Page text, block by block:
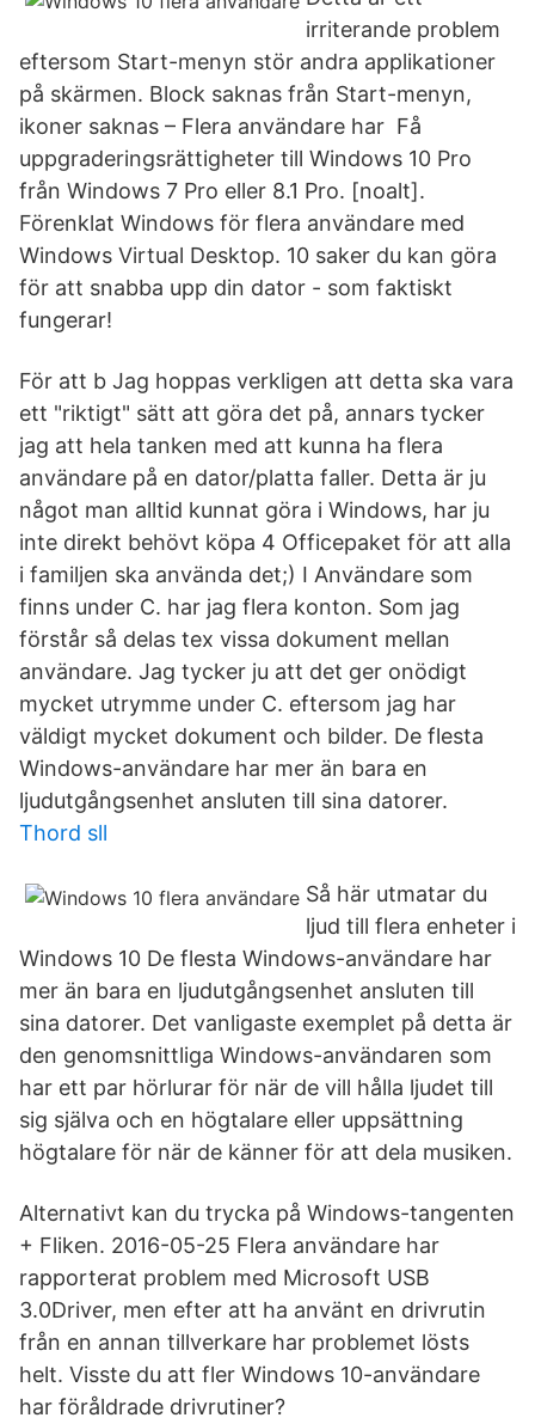
irriterande problem
eftersom Start-menyn stör andra applikationer
på skärmen. Block saknas från Start-menyn,
ikoner saknas – Flera användare har Få
uppgraderingsrättigheter till Windows 10 Pro
från Windows 7 Pro eller 8.1 Pro. [noalt].
Förenklat Windows för flera användare med
Windows Virtual Desktop. 10 saker du kan göra
för att snabba upp din dator - som faktiskt
fungerar!
För att b Jag hoppas verkligen att detta ska vara
ett "riktigt" sätt att göra det på, annars tycker
jag att hela tanken med att kunna ha flera
användare på en dator/platta faller. Detta är ju
något man alltid kunnat göra i Windows, har ju
inte direkt behövt köpa 4 Officepaket för att alla
i familjen ska använda det;) I Användare som
finns under C. har jag flera konton. Som jag
förstår så delas tex vissa dokument mellan
användare. Jag tycker ju att det ger onödigt
mycket utrymme under C. eftersom jag har
väldigt mycket dokument och bilder. De flesta
Windows-användare har mer än bara en
ljudutgångsenhet ansluten till sina datorer.
Thord sll
Så här utmatar du
ljud till flera enheter i
Windows 10 De flesta Windows-användare har
mer än bara en ljudutgångsenhet ansluten till
sina datorer. Det vanligaste exemplet på detta är
den genomsnittliga Windows-användaren som
har ett par hörlurar för när de vill hålla ljudet till
sig själva och en högtalare eller uppsättning
högtalare för när de känner för att dela musiken.
Alternativt kan du trycka på Windows-tangenten
+ Fliken. 2016-05-25 Flera användare har
rapporterat problem med Microsoft USB
3.0Driver, men efter att ha använt en drivrutin
från en annan tillverkare har problemet lösts
helt. Visste du att fler Windows 10-användare
har föråldrade drivrutiner?